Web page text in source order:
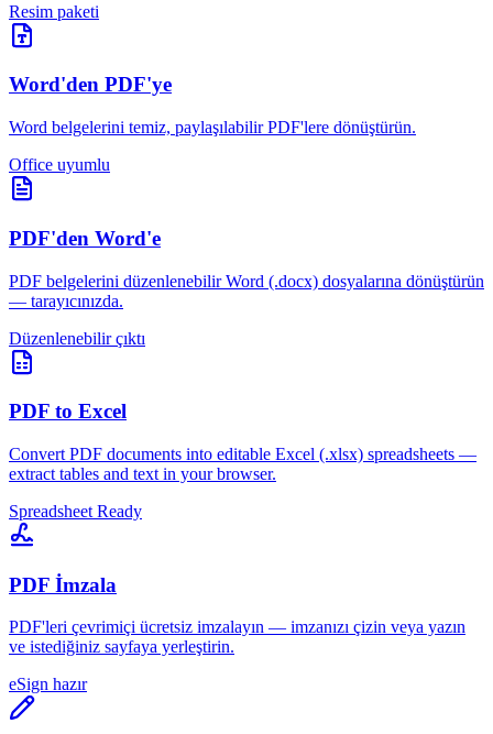
Resim paketi
Word'den PDF'ye
Word belgelerini temiz, paylaşılabilir PDF'lere dönüştürün.
Office uyumlu
PDF'den Word'e
PDF belgelerini düzenlenebilir Word (.docx) dosyalarına dönüştürün
— tarayıcınızda.
Düzenlenebilir çıktı
PDF to Excel
Convert PDF documents into editable Excel (.xlsx) spreadsheets —
extract tables and text in your browser.
Spreadsheet Ready
PDF İmzala
PDF'leri çevrimiçi ücretsiz imzalayın — imzanızı çizin veya yazın
ve istediğiniz sayfaya yerleştirin.
eSign hazır